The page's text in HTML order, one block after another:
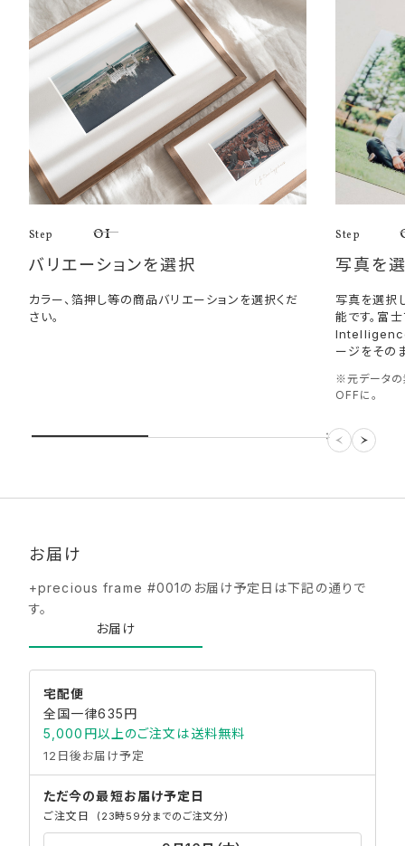
Step 01
バリエーションを選択
カラー、箔押し等の商品バリエーションを選択くだ
さい。
Step
写真を
写真を選択
能です。富
Intelligence
ージをその
※元データの
OFFに。
お届け
+precious frame #001のお届け予定日は下記の通りで
す。
お届け
宅配便
全国一律635円
5,000円以上のご注文は送料無料
12日後お届け予定
ただ今の最短お届け予定日
ご注文日 (23時59分までのご注文分)